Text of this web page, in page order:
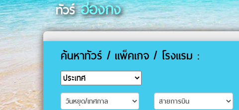
ทัวร์ ฮ่องกง
ค้นหาทัวร์ / แพ็คเกจ / โรงแรม :